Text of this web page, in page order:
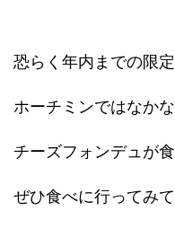
恐らく年内までの限
ホーチミンではなか
チーズフォンデュが
ぜひ食べに行ってみ